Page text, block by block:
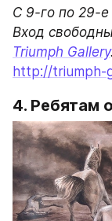
С 9-го по 29-е
Triumph Gallery
http://triumph-
4. Ребятам